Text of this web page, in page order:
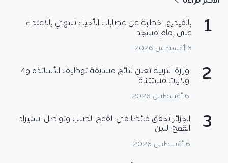
1
بالفيديو.. خطبة عن عصابات الأحياء تنتهي بالاعتداء
على إمام مسجد
6 أغسطس 2026
2
وزارة التربية تعلن نتائج مسابقة توظيف الأساتذة و4
ولايات مستثناة
6 أغسطس 2026
3
الجزائر تحقق فائضا في القمح الصلب وتواصل استيراد
القمح اللين
6 أغسطس 2026